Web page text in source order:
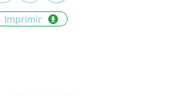
Imprimir